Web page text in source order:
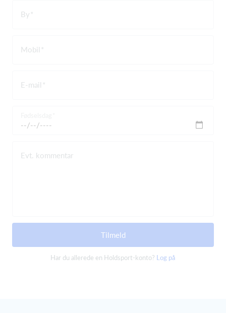
By
Mobil
E-mail
Evt. kommentar
Tilmeld
Har du allerede en Holdsport-konto? Log på